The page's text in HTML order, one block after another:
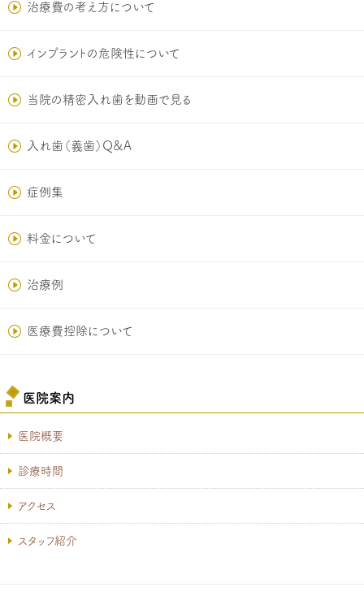
治療費の考え方について
インプラントの危険性について
当院の精密入れ歯を動画で見る
入れ歯（義歯）Q&A
症例集
料金について
治療例
医療費控除について
医院案内
医院概要
診療時間
アクセス
スタッフ紹介